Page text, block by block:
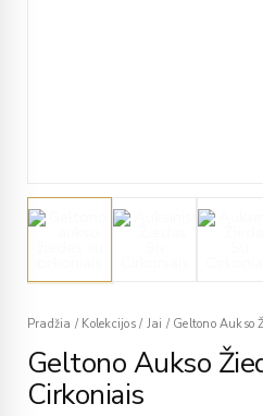
Pradžia / Kolekcijos / Jai /Geltono Aukso
Geltono Aukso
Cirkoniais